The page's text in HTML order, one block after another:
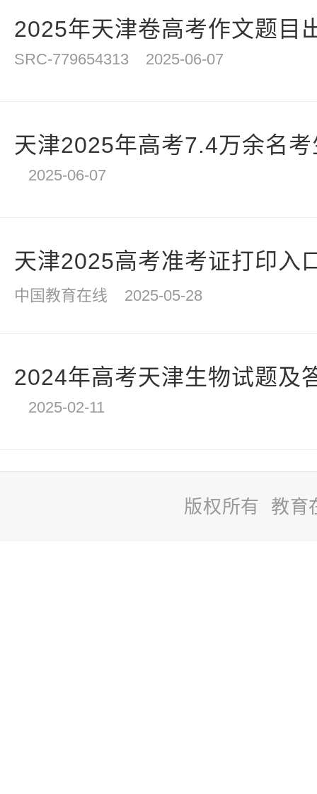
2025年天津卷高考作文题目
SRC-779654313 2025-06-07
天津2025年高考7.4万余名
2025-06-07
天津2025高考准考证打印入
中国教育在线 2025-05-28
2024年高考天津生物试题及
2025-02-11
版权所有 教育